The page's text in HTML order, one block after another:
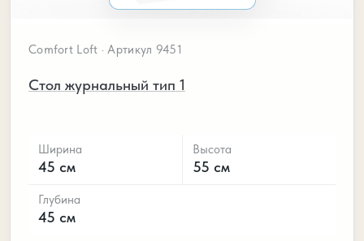
Comfort Loft · Артикул 9451
Стол журнальный тип 1
Ширина
45 см
Высота
55 см
Глубина
45 см